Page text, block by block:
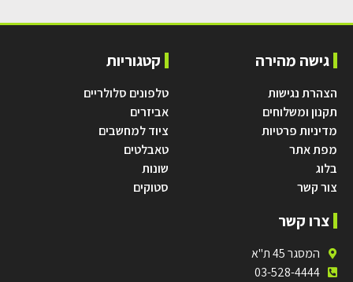
גישה מהירה
הצהרת נגישות
תקנון ומשלוחים
מדיניות פרטיות
מפת אתר
בלוג
צור קשר
קטגוריות
טלפונים סלולריים
אביזרים
ציוד למחשבים
טאבלטים
שונות
סטוקים
צרו קשר
המסגר 45 ת"א
03-528-4444